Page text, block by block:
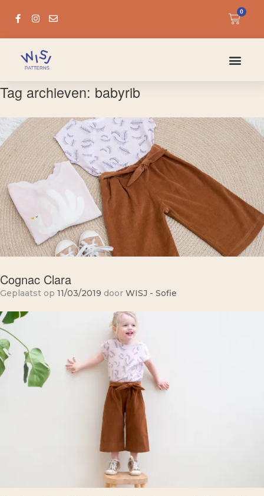
0
Tag archieven: babyrib
Cognac Clara
Geplaatst op 11/03/2019 door WISJ - Sofie